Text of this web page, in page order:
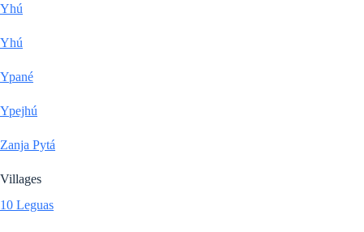
Yhú
Yhú
Ypané
Ypejhú
Zanja Pytá
Villages
10 Leguas